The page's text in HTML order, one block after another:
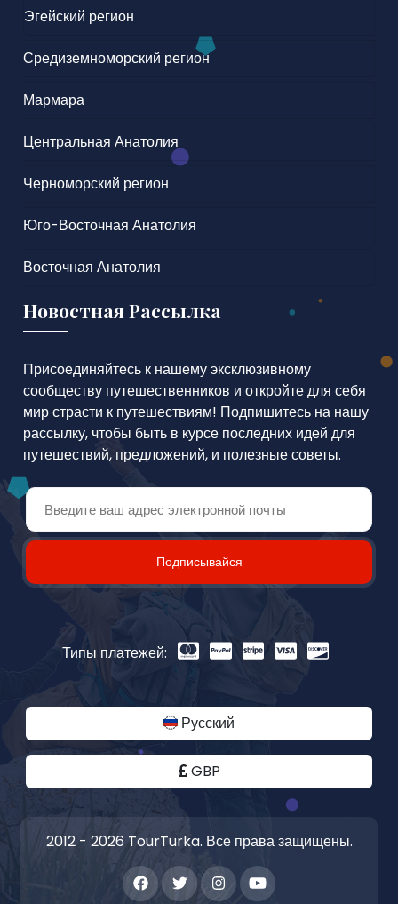
Эгейский регион
Средиземноморский регион
Мармара
Центральная Анатолия
Черноморский регион
Юго-Восточная Анатолия
Восточная Анатолия
Новостная Рассылка
Присоединяйтесь к нашему эксклюзивному
сообществу путешественников и откройте для себя
мир страсти к путешествиям! Подпишитесь на нашу
рассылку, чтобы быть в курсе последних идей для
путешествий, предложений, и полезные советы.
Подписывайся
Типы платежей:
Русский
GBP
2012 - 2026 TourTurka. Все права защищены.